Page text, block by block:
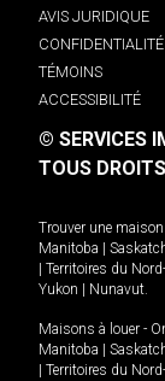
AVIS JURIDIQUE
CONFIDENTIALITÉ
TÉMOINS
ACCESSIBILITÉ
© SERVICES
TOUS
Trouver une maison
Manitoba
Territoires du
Yukon
Nunavut.
Maisons à louer -
Manitoba
Territoires du